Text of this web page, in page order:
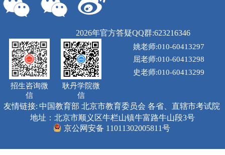
2026年官方答疑QQ群:623216346
姚老师:010-60413297
屈老师:010-60413298
史老师:010-60413299
耿丹学院微
信
招生咨询微
信
友情链接: 中国教育部 北京市教育委员会 各省、直辖市考试院
地址：北京市顺义区牛栏山镇牛富路牛山段3号
京公网安备 11011302005811号